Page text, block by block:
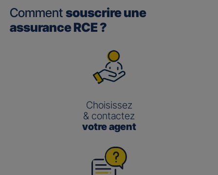
Comment souscrire une
assurance RCE ?
Choisissez
& contactez
votre agent